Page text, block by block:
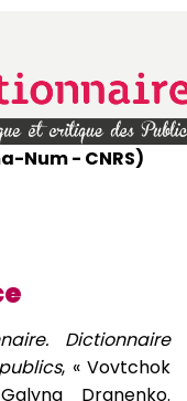
Num - CNRS)
Dictionnaire
, « Vovtchok
Dranenko.